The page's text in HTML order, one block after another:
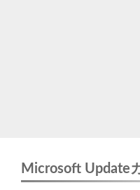
Microsoft Update